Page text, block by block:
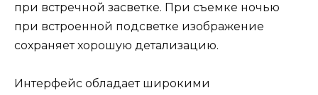
при встречной засветке. При съемке ночью
при встроенной подсветке изображение
сохраняет хорошую детализацию.
Интерфейс обладает широкими